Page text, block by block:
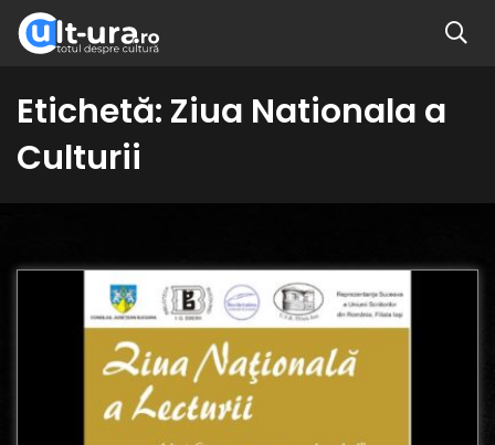
Etichetă: Ziua Nationala a
Culturii